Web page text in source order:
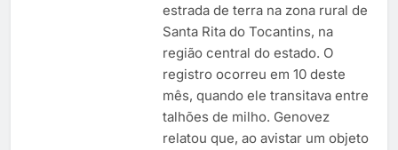
estrada de terra na zona rural de
Santa Rita do Tocantins, na
região central do estado. O
registro ocorreu em 10 deste
mês, quando ele transitava entre
talhões de milho. Genovez
relatou que, ao avistar um objeto